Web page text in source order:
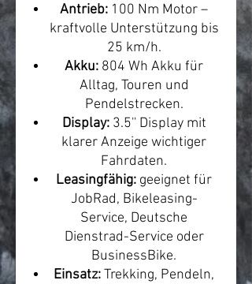
Antrieb: 100 Nm Motor –
kraftvolle Unterstützung bis
25 km/h.
Akku: 804 Wh Akku für
Alltag, Touren und
Pendelstrecken.
Display:3.5'' Display mit
klarer Anzeige wichtiger
Fahrdaten.
Leasingfähig: geeignet für
JobRad, Bikeleasing-
Service, Deutsche
Dienstrad-Service oder
BusinessBike.
Einsatz:Trekking, Pendeln,